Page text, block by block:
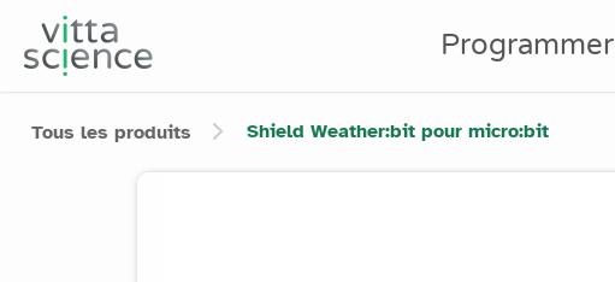
Programmer
Tous les produits Shield Weather:bit pour micro:bit